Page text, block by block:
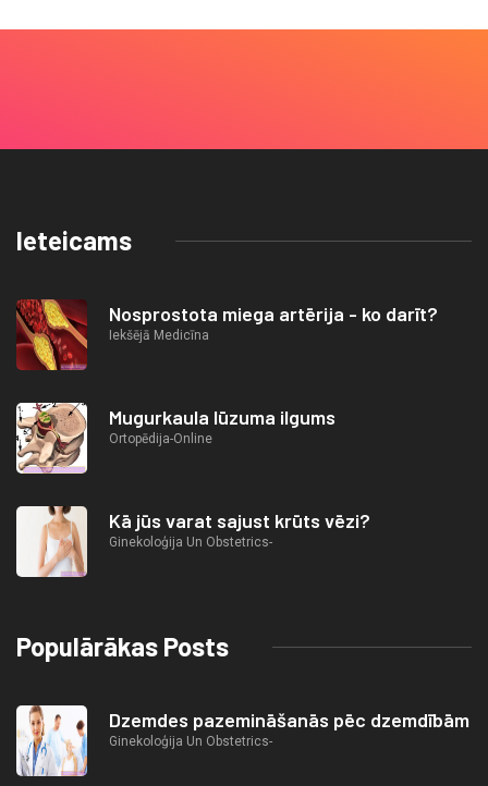
Ieteicams
Nosprostota miega artērija - ko darīt?
Iekšējā Medicīna
Mugurkaula lūzuma ilgums
Ortopēdija-Online
Kā jūs varat sajust krūts vēzi?
Ginekoloģija Un Obstetrics-
Populārākas Posts
Dzemdes pazemināšanās pēc dzemdībām
Ginekoloģija Un Obstetrics-